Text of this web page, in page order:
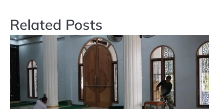
Related Posts